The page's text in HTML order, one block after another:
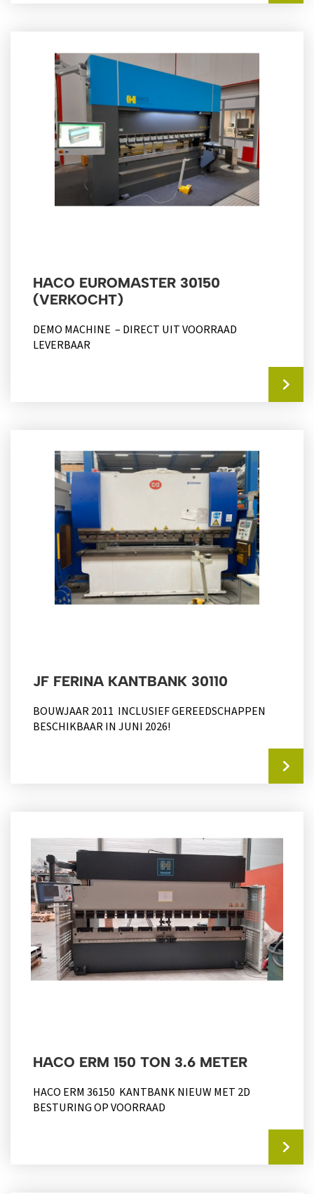
HACO EUROMASTER 30150
(VERKOCHT)
DEMO MACHINE – DIRECT UIT VOORRAAD
LEVERBAAR
JF FERINA KANTBANK 30110
BOUWJAAR 2011 INCLUSIEF GEREEDSCHAPPEN
BESCHIKBAAR IN JUNI 2026!
HACO ERM 150 TON 3.6 METER
HACO ERM 36150 KANTBANK NIEUW MET 2D
BESTURING OP VOORRAAD